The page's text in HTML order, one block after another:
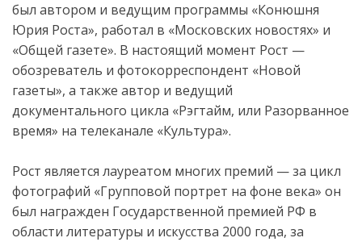
был автором и ведущим программы «Конюшня
Юрия Роста», работал в «Московских новостях» и
«Общей газете». В настоящий момент Рост —
обозреватель и фотокорреспондент «Новой
газеты», а также автор и ведущий
документального цикла «Рэгтайм, или Разорванное
время» на телеканале «Культура».
Рост является лауреатом многих премий — за цикл
фотографий «Групповой портрет на фоне века» он
был награжден Государственной премией РФ в
области литературы и искусства 2000 года, за